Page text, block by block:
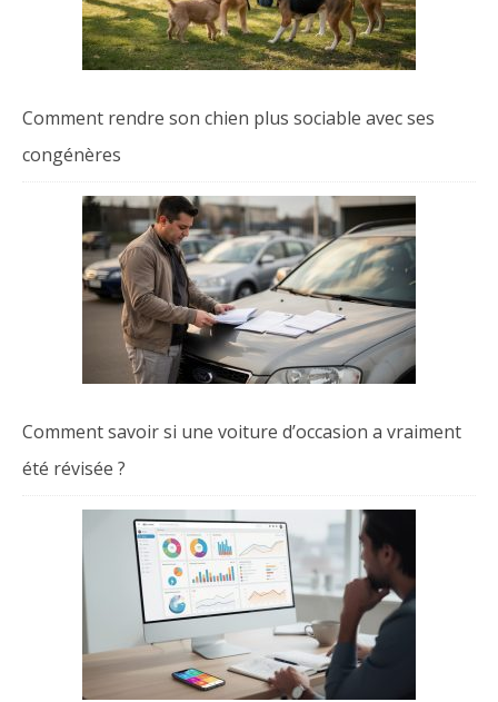
Comment rendre son chien plus sociable avec ses
congénères
Comment savoir si une voiture d’occasion a vraiment
été révisée ?